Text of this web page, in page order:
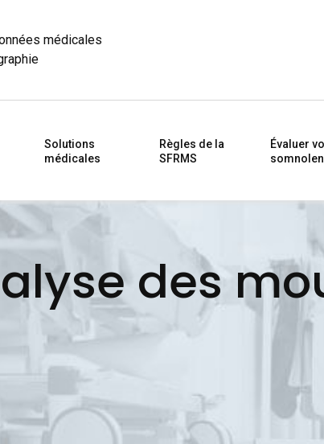
médicales
Solutions
médicales
Règles de la
SFRMS
Évaluer
des